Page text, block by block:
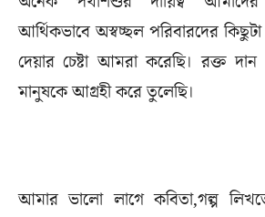
আর্থিকভাবে অস্বচ্ছল পরিবারদের
দেয়ার চেষ্টা আমরা করেছি। রক্ত দান
মানুষকে আগ্রহী করে তুলেছি।
আমার ভালো লাগে কবিতা,গল্প